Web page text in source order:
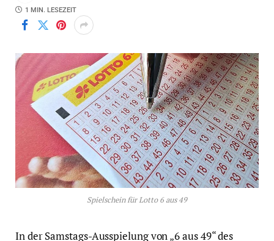
1 MIN. LESEZEIT
Spielschein für Lotto 6 aus 49
In der Samstags-Ausspielung von „6 aus 49“ des